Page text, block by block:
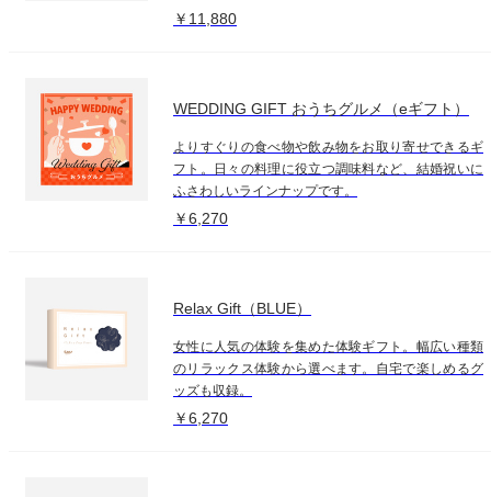
￥11,880
WEDDING GIFT おうちグルメ（eギフト）
よりすぐりの食べ物や飲み物をお取り寄せできるギ
フト。日々の料理に役立つ調味料など、結婚祝いに
ふさわしいラインナップです。
￥6,270
Relax Gift（BLUE）
女性に人気の体験を集めた体験ギフト。幅広い種類
のリラックス体験から選べます。自宅で楽しめるグ
ッズも収録。
￥6,270